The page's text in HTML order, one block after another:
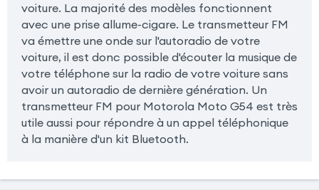
voiture. La majorité des modèles fonctionnent
avec une prise allume-cigare. Le transmetteur FM
va émettre une onde sur l'autoradio de votre
voiture, il est donc possible d'écouter la musique de
votre téléphone sur la radio de votre voiture sans
avoir un autoradio de dernière génération. Un
transmetteur FM pour Motorola Moto G54 est très
utile aussi pour répondre à un appel téléphonique
à la manière d'un kit Bluetooth.